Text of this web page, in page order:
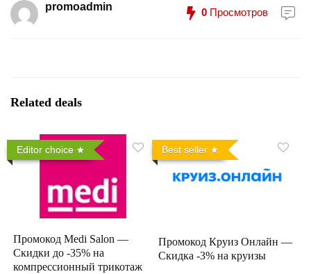
promoadmin 0 Просмотров
Related deals
Editor choice
Промокод Medi Salon —
Скидки до -35% на
компрессионный трикотаж
Best seller
Промокод Круиз Онлайн —
Скидка -3% на круизы